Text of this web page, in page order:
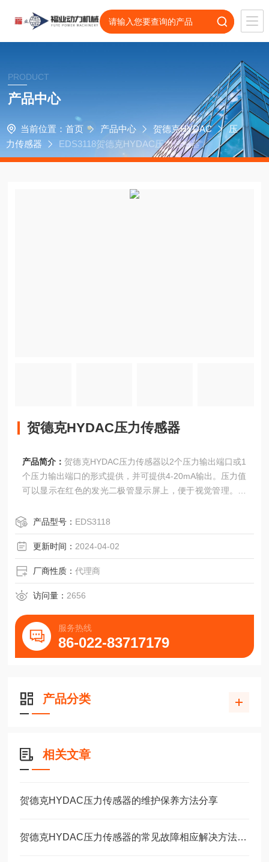
PRODUCT
产品中心
当前位置： 首页 产品中心 贺德克HYDAC
压
力传感器
EDS3118贺德克HYDAC压力传感器
贺德克HYDAC压力传感器
产品简介：贺德克HYDAC压力传感器以2个压力输出端口或1
个压力输出端口的形式提供，并可提供4-20mA输出。压力值
可以显示在红色的发光二极管显示屏上，便于视觉管理。电
力测量范围从真空到9000磅/平方英寸。压力传感器的应用非
常广泛，在今天的高科技生产中也非常重要。
产品型号： EDS3118
更新时间： 2024-04-02
厂商性质：代理商
访问量： 2656
服务热线
86-022-83717179
产品分类
相关文章
贺德克HYDAC压力传感器的维护保养方法分享
贺德克HYDAC压力传感器的常见故障相应解决方法分享